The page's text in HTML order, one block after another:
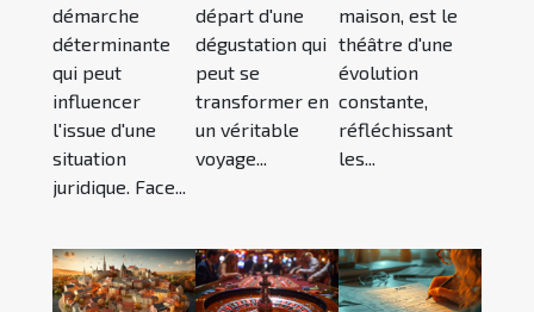
démarche
déterminante
qui peut
influencer
l'issue d'une
situation
juridique. Face...
départ d'une
dégustation qui
peut se
transformer en
un véritable
voyage...
maison, est le
théâtre d'une
évolution
constante,
réfléchissant
les...